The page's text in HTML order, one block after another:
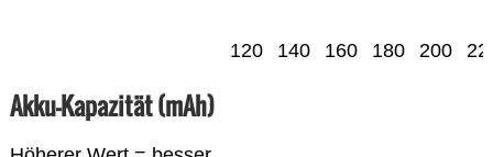
120 140 160 180 200
Akku-Kapazität (mAh)